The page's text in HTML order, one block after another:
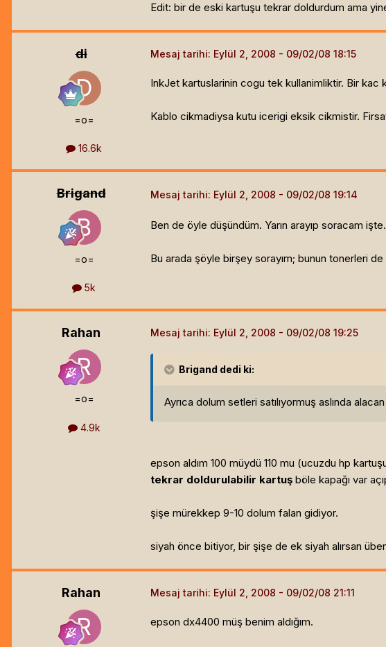
Edit: bir de eski kartuşu tekrar doldurdum ama
di
=o=
16.6k
Mesaj tarihi: Eylül 2, 2008
InkJet kartuslarinin cogu tek kullanimliktir. Bir kac
Kablo cikmadiysa kutu icerigi eksik cikmistir.
Brigand
=o=
5k
Mesaj tarihi: Eylül 2, 2008
Ben de öyle düşündüm. Yarın arayıp soracam işte.
Bu arada şöyle birşey sorayım; bunun tonerleri
Rahan
=o=
4.9k
Mesaj tarihi: Eylül 2, 2008
Brigand dedi ki:
Ayrıca dolum setleri satılıyormuş aslında
epson aldım 100 müydü 110 mu (ucuzdu hp
tekrar doldurulabilir kartuş böle kapağı var
şişe mürekkep 9-10 dolum falan gidiyor.
siyah önce bitiyor, bir şişe de ek siyah alırsan
Rahan Mesaj tarihi: Eylül 2, 2008
epson dx4400 müş benim aldığım.